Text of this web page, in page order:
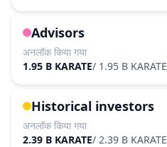
Advisors
अनलॉक किया गया
1.95 B KARATE/ 1.95 B KARATE
Historical investors
अनलॉक किया गया
2.39 B KARATE/ 2.39 B KARATE